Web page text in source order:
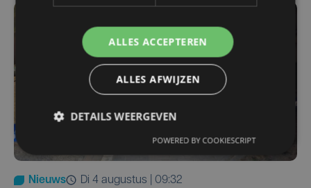
Nieuws
di 4 augustus | 09:32
ALLES ACCEPTEREN
ALLES AFWIJZEN
DETAILS WEERGEVEN
POWERED BY COOKIESCRIPT